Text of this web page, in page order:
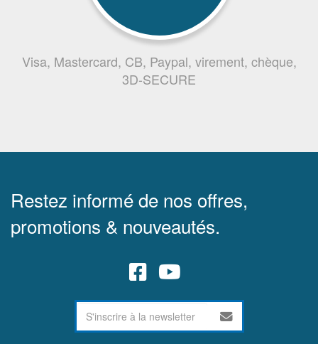
Visa, Mastercard, CB, Paypal, virement, chèque,
3D-SECURE
Restez informé de nos offres,
promotions & nouveautés.